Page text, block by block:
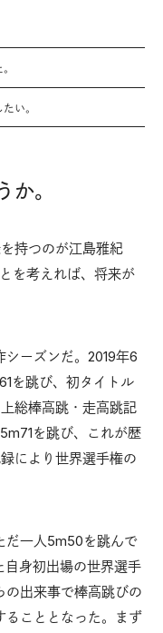
い。
。
持つのが江島雅紀
を考えれば、将来が
ーズンだ。2019年6
を跳び、初タイトル
総棒高跳・走高跳記
を跳び、これが歴
により世界選手権の
だ一人5m50を跳んで
自身初出場の世界選手
出来事で棒高跳びの
ることとなった。まず